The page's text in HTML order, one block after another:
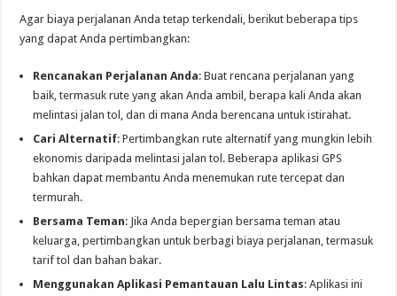
Agar biaya perjalanan Anda tetap terkendali, berikut beberapa tips
yang dapat Anda pertimbangkan:
Rencanakan Perjalanan Anda: Buat rencana perjalanan yang
baik, termasuk rute yang akan Anda ambil, berapa kali Anda akan
melintasi jalan tol, dan di mana Anda berencana untuk istirahat.
Cari Alternatif: Pertimbangkan rute alternatif yang mungkin lebih
ekonomis daripada melintasi jalan tol. Beberapa aplikasi GPS
bahkan dapat membantu Anda menemukan rute tercepat dan
termurah.
Bersama Teman: Jika Anda bepergian bersama teman atau
keluarga, pertimbangkan untuk berbagi biaya perjalanan, termasuk
tarif tol dan bahan bakar.
Menggunakan Aplikasi Pemantauan Lalu Lintas: Aplikasi ini